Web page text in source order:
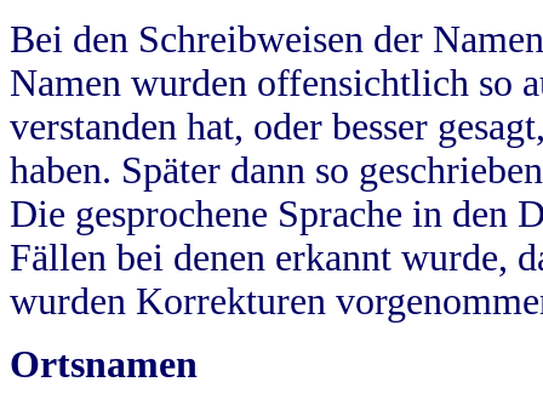
Bei den Schreibweisen der
Namen wurden offensichtlich so
verstanden hat, oder besser
haben. Später dann so
Die gesprochene Sprache in
Fällen bei denen erkannt wurde,
wurden Korrekturen
Ortsnamen